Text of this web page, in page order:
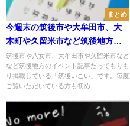
まとめ
今週末の筑後市や大牟田市、大
木町や久留米市など筑後地方の
イベント情報をまとめて公開！
（7月6日、7日）
筑後市や八女市、大牟田市や久留米市など
など筑後地方のイベント記事だってもりも
り掲載している「筑後いこい」です。毎度
ご覧いただいている方も初め...